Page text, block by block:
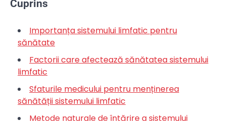
Cuprins
Importanța sistemului limfatic pentru
sănătate
Factorii care afectează sănătatea sistemului
limfatic
Sfaturile medicului pentru menținerea
sănătății sistemului limfatic
Metode naturale de întărire a sistemului